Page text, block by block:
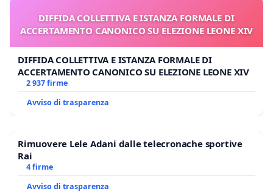
DIFFIDA COLLETTIVA E ISTANZA FORMALE DI
ACCERTAMENTO CANONICO SU ELEZIONE LEONE XIV
DIFFIDA COLLETTIVA E ISTANZA FORMALE DI
ACCERTAMENTO CANONICO SU ELEZIONE LEONE XIV
2 937 firme
Avviso di trasparenza
Rimuovere Lele Adani dalle telecronache sportive
Rai
4 firme
Avviso di trasparenza